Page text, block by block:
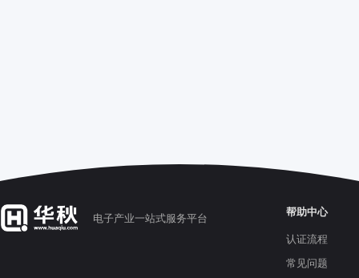
电子产业一站式服务平台
帮助中心
认证流程
常见问题